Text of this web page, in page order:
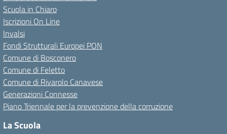
Scuola in Chiaro
Iscrizioni On Line
Invalsi
Fondi Strutturali Europei PON
Comune di Bosconero
Comune di Feletto
Comune di Rivarolo Canavese
Generazioni Connesse
Piano Triennale per la prevenzione della corruzione
La Scuola